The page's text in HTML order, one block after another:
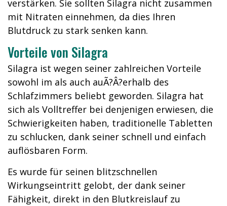
verstärken. Sie sollten Silagra nicht zusammen
mit Nitraten einnehmen, da dies Ihren
Blutdruck zu stark senken kann.
Vorteile von Silagra
Silagra ist wegen seiner zahlreichen Vorteile
sowohl im als auch auÃ?Â?erhalb des
Schlafzimmers beliebt geworden. Silagra hat
sich als Volltreffer bei denjenigen erwiesen, die
Schwierigkeiten haben, traditionelle Tabletten
zu schlucken, dank seiner schnell und einfach
auflösbaren Form.
Es wurde für seinen blitzschnellen
Wirkungseintritt gelobt, der dank seiner
Fähigkeit, direkt in den Blutkreislauf zu